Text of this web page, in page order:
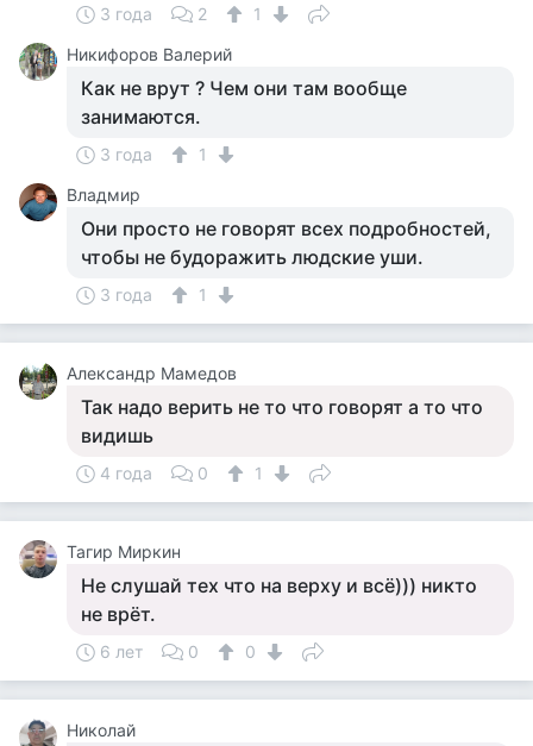
3 года 2
1
Никифоров Валерий
Как не врут ? Чем они там вообще
занимаются.
3 года
1
Владмир
Они просто не говорят всех подробностей,
чтобы не будоражить людские уши.
3 года 1
Александр Мамедов
Так надо верить не то что говорят а то что
видишь
4 года 0 1
Тагир Миркин
Не слушай тех что на верху и всё))) никто
не врёт.
6 лет 0 0
Николай